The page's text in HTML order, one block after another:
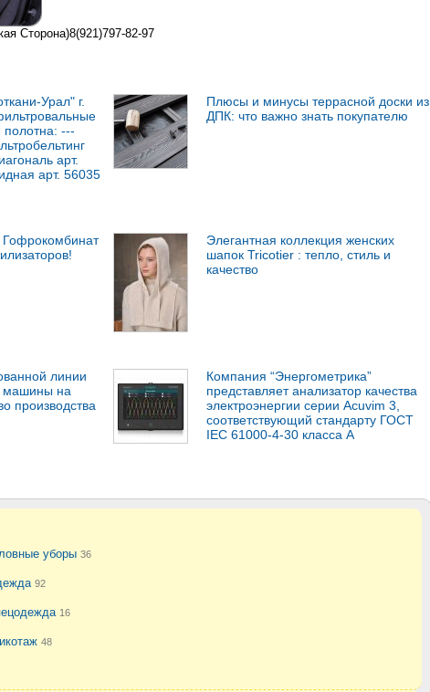
Сторона)8(921)797-82-97
Урал" г.
полотна: ---
арт.
арт. 56035
Плюсы и минусы террасной доски из
ДПК: что важно знать покупателю
Элегантная коллекция женских
шапок Tricotier : тепло, стиль и
качество
линии
машины на
производства
Компания “Энергометрика”
представляет анализатор качества
электроэнергии серии Acuvim 3,
соответствующий стандарту ГОСТ
IEC 61000-4-30 класса А
уборы 36
92
16
48